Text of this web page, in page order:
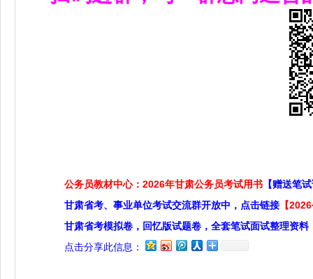
公务员教材中心：2026年甘肃公务员考试用书 【赠送笔
甘肃省考、事业单位考试交流群开放中，点击链接 【
甘肃省考模拟卷，回忆版试题卷，全套笔试面试整理资料
点击分享此信息：